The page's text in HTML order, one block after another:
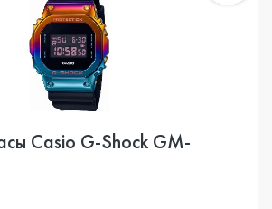
Casio G-Shock GM-